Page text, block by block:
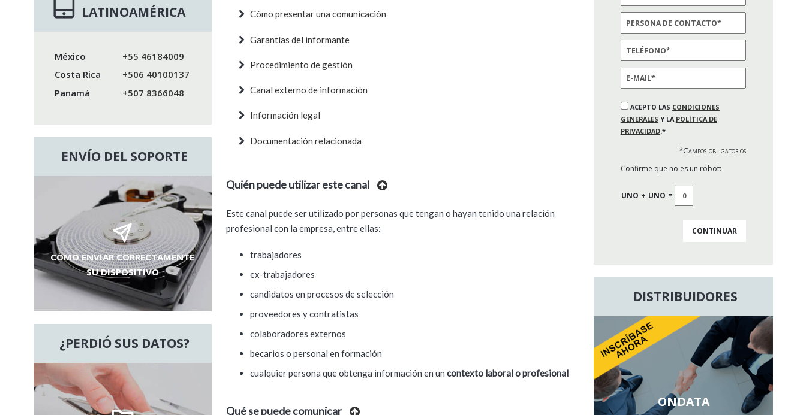
Cómo presentar una comunicación
Garantías del informante
Procedimiento de gestión
Canal externo de información
Información legal
Documentación relacionada
Quién puede utilizar este canal
Este canal puede ser utilizado por personas que tengan o hayan tenido una relación
profesional con la empresa, entre ellas:
trabajadores
ex-trabajadores
candidatos en procesos de selección
proveedores y contratistas
colaboradores externos
becarios o personal en formación
cualquier persona que obtenga información en uncontexto laboral o profesional
Qué se puede comunicar
ACEPTO LAS CONDICIONES
GENERALES Y LA POLÍTICA DE
PRIVACIDAD.*
*Campos obligatorios
Confirme que no es un robot:
UNO + UNO =
DISTRIBUIDORES
ONDATA
LATINOAMÉRICA
México
+55 46184009
Costa Rica
+506 40100137
Panamá
+507 8366048
ENVÍO DEL SOPORTE
CÓMO ENVIAR CORRECTAMENTE
SU DISPOSITIVO
¿PERDIÓ SUS DATOS?